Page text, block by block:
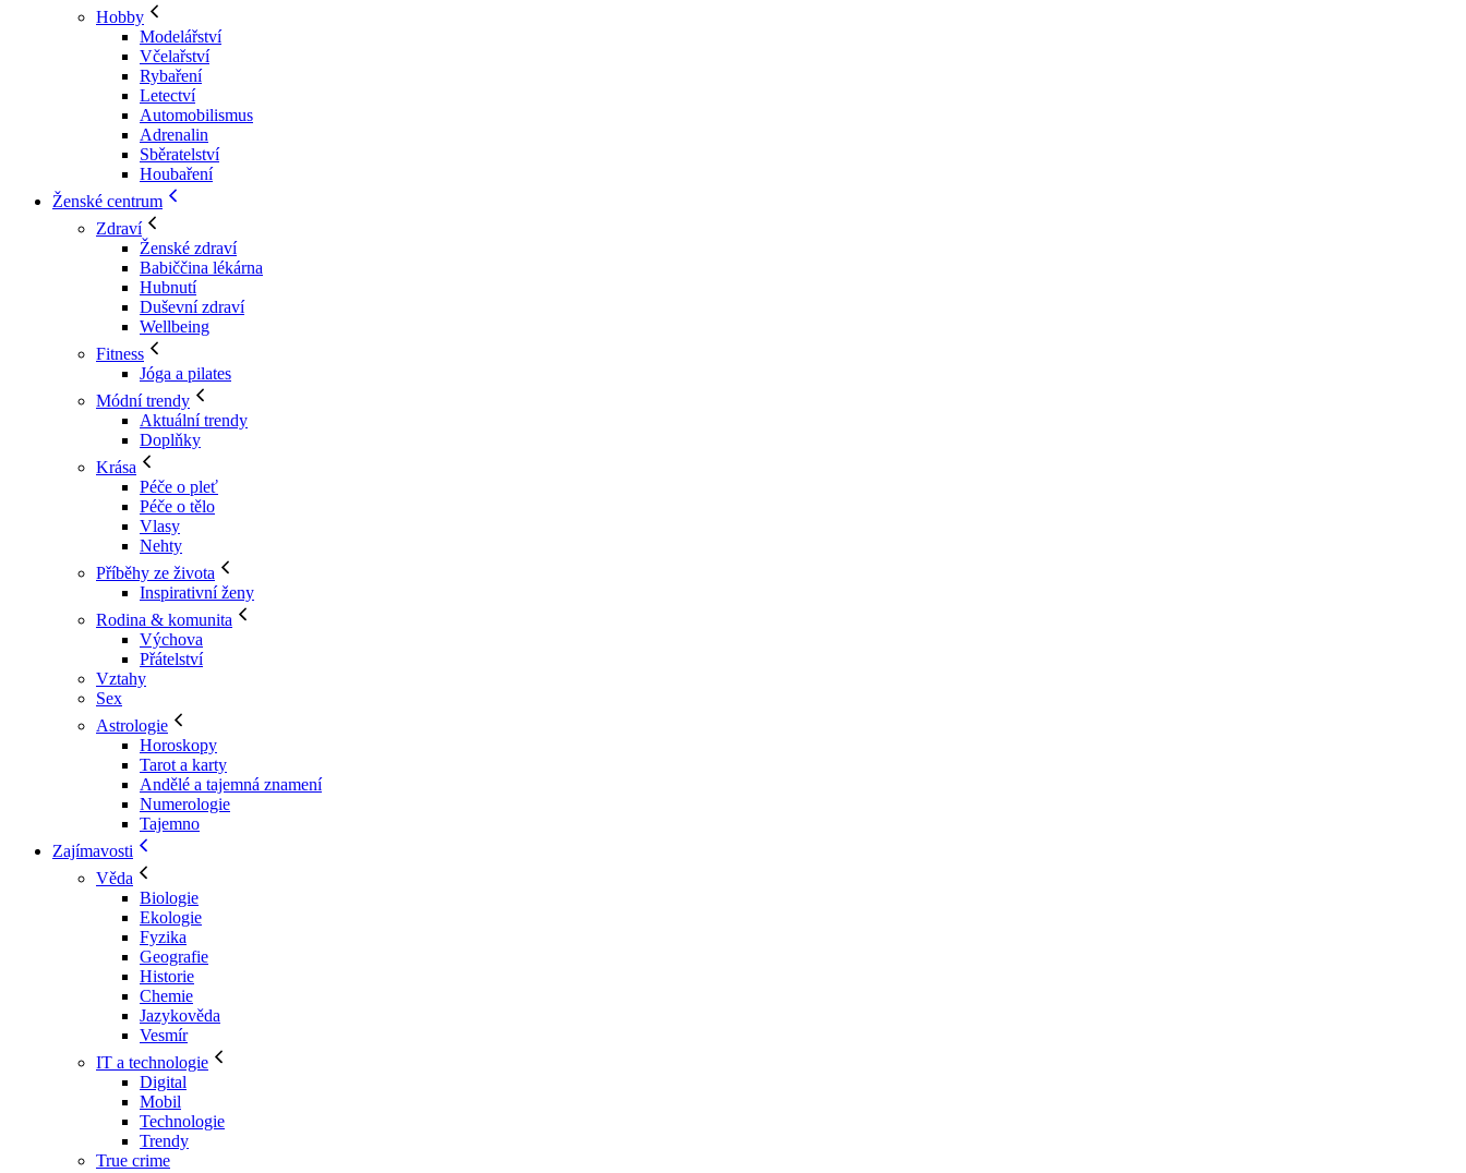
Hobby
Modelářství
Včelařství
Rybaření
Letectví
Automobilismus
Adrenalin
Sběratelství
Houbaření
Ženské centrum
Zdraví
Ženské zdraví
Babiččina lékárna
Hubnutí
Duševní zdraví
Wellbeing
Fitness
Jóga a pilates
Módní trendy
Aktuální trendy
Doplňky
Krása
Péče o pleť
Péče o tělo
Vlasy
Nehty
Příběhy ze života
Inspirativní ženy
Rodina & komunita
Výchova
Přátelství
Vztahy
Sex
Astrologie
Horoskopy
Tarot a karty
Andělé a tajemná znamení
Numerologie
Tajemno
Zajímavosti
Věda
Biologie
Ekologie
Fyzika
Geografie
Historie
Chemie
Jazykověda
Vesmír
IT a technologie
Digital
Mobil
Technologie
Trendy
True crime